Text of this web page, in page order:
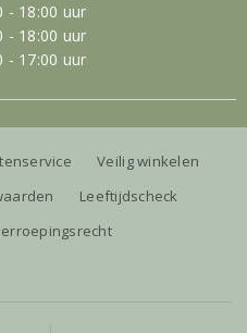
- 18:00 uur
- 18:00 uur
- 17:00 uur
Veilig winkelen
Leeftijdscheck